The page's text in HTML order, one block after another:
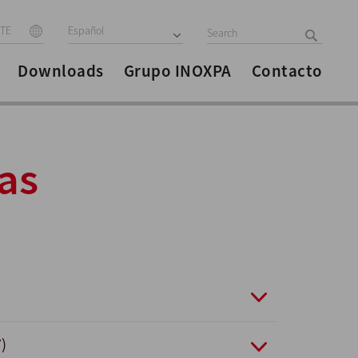
Español
Downloads Grupo INOXPA Contacto